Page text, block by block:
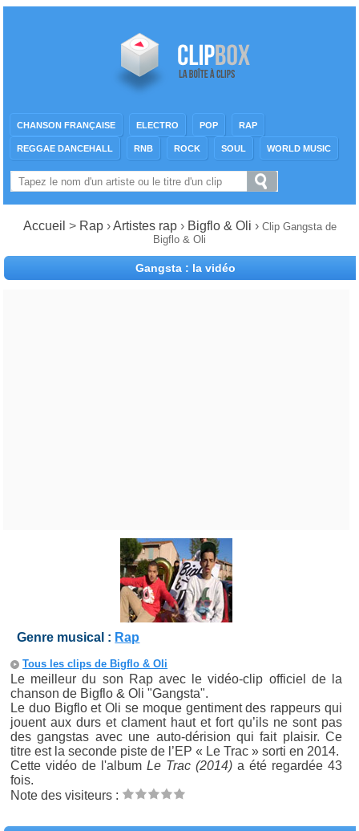
CHANSON FRANÇAISE ELECTRO POP RAP
REGGAE DANCEHALL RNB ROCK SOUL WORLD MUSIC
Accueil > Rap ›Artistes rap› Bigflo & Oli › Clip Gangsta de
Bigflo & Oli
Gangsta : la vidéo
Genre musical : Rap
Tous les clips de Bigflo & Oli
Le meilleur du son Rap avec le vidéo-clip officiel de la
chanson de Bigflo & Oli "Gangsta".
Le duo Bigflo et Oli se moque gentiment des rappeurs qui
jouent aux durs et clament haut et fort qu’ils ne sont pas
des gangstas avec une auto-dérision qui fait plaisir. Ce
titre est la seconde piste de l’EP « Le Trac » sorti en 2014.
Cette vidéo de l'albumLe Trac (2014) a été regardée 43
fois.
Note des visiteurs :